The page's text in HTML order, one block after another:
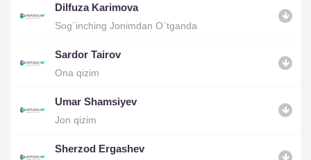
Dilfuza Karimova
Sog`inching Jonimdan O`tganda
Sardor Tairov
Ona qizim
Umar Shamsiyev
Jon qizim
Sherzod Ergashev